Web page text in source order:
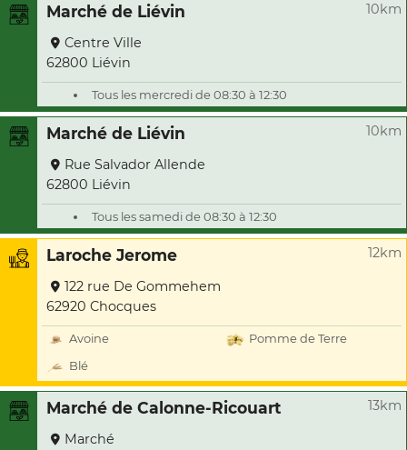
Marché de Liévin 10km
Centre Ville
62800 Liévin
Tous les mercredi de 08:30 à 12:30
Marché de Liévin 10km
Rue Salvador Allende
62800 Liévin
Tous les samedi de 08:30 à 12:30
Laroche Jerome 12km
122 rue De Gommehem
62920 Chocques
Avoine
Pomme de Terre
Blé
Marché de Calonne-Ricouart 13km
Marché